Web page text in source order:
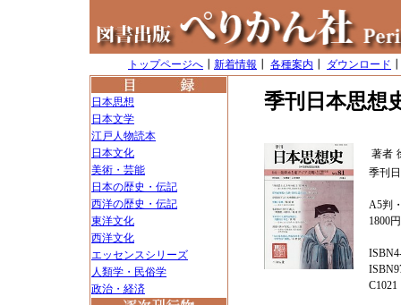
トップページへ 新着情報 各種案内 ダウンロード
日本思想
日本文学
江戸人物読本
日本文化
美術・芸能
日本の歴史・伝記
西洋の歴史・伝記
東洋文化
西洋文化
エッセンスシリーズ
人類学・民俗学
政治・経済
季刊日本思
著者
季刊
A5判
1800
C1021